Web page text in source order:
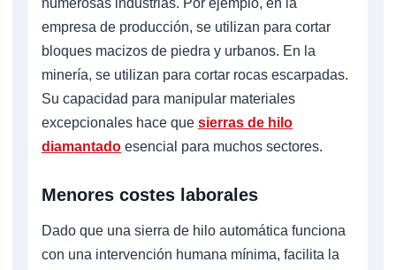
numerosas industrias. Por ejemplo, en la
empresa de producción, se utilizan para cortar
bloques macizos de piedra y urbanos. En la
minería, se utilizan para cortar rocas escarpadas.
Su capacidad para manipular materiales
excepcionales hace que sierras de hilo
diamantado esencial para muchos sectores.
Menores costes laborales
Dado que una sierra de hilo automática funciona
con una intervención humana mínima, facilita la